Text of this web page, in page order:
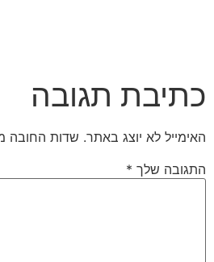
כתיבת תגובה
האימייל לא יוצג באתר. שדות החובה
התגובה שלך *